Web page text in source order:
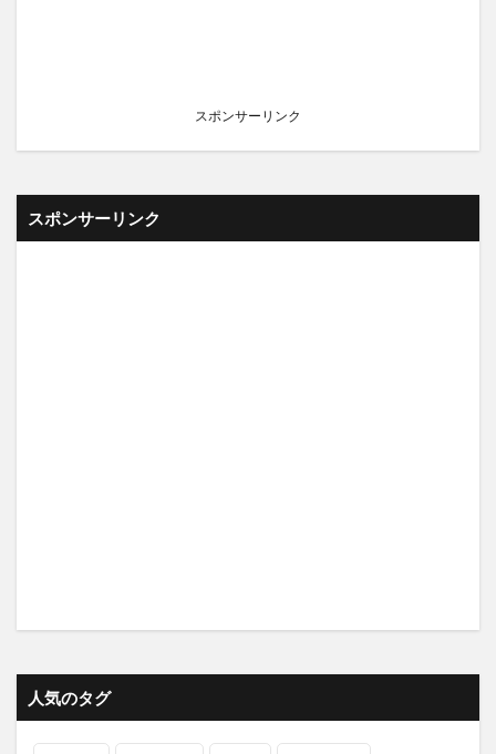
スポンサーリンク
スポンサーリンク
人気のタグ